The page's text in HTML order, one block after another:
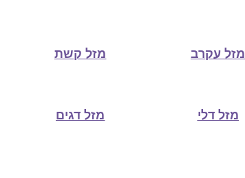
מזל עקרב מזל קשת
מזל דלי מזל דגים